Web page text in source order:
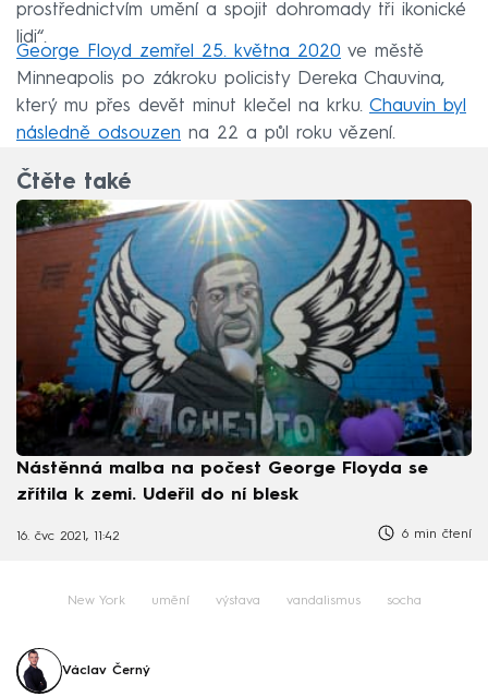
prostřednictvím umění a spojit dohromady tři ikonické
lidi“.
George Floyd zemřel 25. května 2020 ve městě
Minneapolis po zákroku policisty Dereka Chauvina,
který mu přes devět minut klečel na krku. Chauvin byl
následně odsouzen na 22 a půl roku vězení.
Čtěte také
Nástěnná malba na počest George Floyda se
zřítila k zemi. Udeřil do ní blesk
16. čvc 2021, 11:42 6 min čtení
New York umění výstava vandalismus socha
Václav Černý